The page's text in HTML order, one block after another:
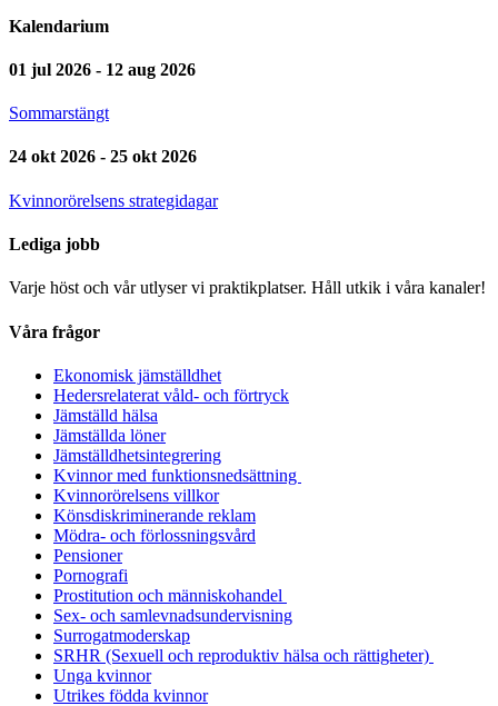
Kalendarium
01 jul 2026 - 12 aug 2026
Sommarstängt
24 okt 2026 - 25 okt 2026
Kvinnorörelsens strategidagar
Lediga jobb
Varje höst och vår utlyser vi praktikplatser. Håll utkik i våra kanaler!
Våra frågor
Ekonomisk jämställdhet
Hedersrelaterat våld- och förtryck
Jämställd hälsa
Jämställda löner
Jämställdhetsintegrering
Kvinnor med funktionsnedsättning
Kvinnorörelsens villkor
Könsdiskriminerande reklam
Mödra- och förlossningsvård
Pensioner
Pornografi
Prostitution och människohandel
Sex- och samlevnadsundervisning
Surrogatmoderskap
SRHR (Sexuell och reproduktiv hälsa och rättigheter)
Unga kvinnor
Utrikes födda kvinnor